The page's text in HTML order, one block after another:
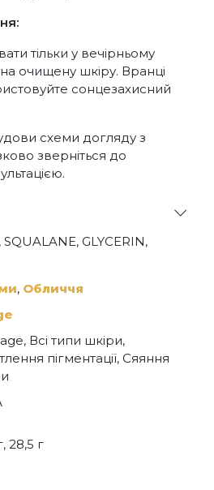
тільки у вечірньому
очищену шкіру. Вранці
сонцезахисний
схеми догляду з
зверніться до
GLYCERIN,
CAPRIC TRIGLYCERIDE,
SODIUM HYDROXIDE,
PARKII
RETINOATE,
FERULIC ACID,
(GINGER),
EXTRACT,
ECTOIN,
2 ROOT EXTRACT,
TOCOPHERYL
, Обличчя
Всі типи шкіри,
пігментації, Сяяння
28,5 г